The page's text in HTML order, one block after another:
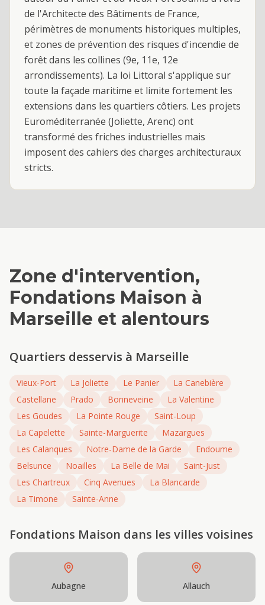
de l'Architecte des Bâtiments de France,
périmètres de monuments historiques multiples,
et zones de prévention des risques d'incendie de
forêt dans les collines (9e, 11e, 12e
arrondissements). La loi Littoral s'applique sur
toute la façade maritime et limite fortement les
extensions dans les quartiers côtiers. Les projets
Euroméditerranée (Joliette, Arenc) ont
transformé des friches industrielles mais
imposent des cahiers des charges architecturaux
stricts.
Zone d'intervention,
Fondations Maison à
Marseille et alentours
Quartiers desservis à Marseille
Vieux-Port La Joliette Le Panier
La Canebière
Castellane
Prado Bonneveine
La Valentine
Les Goudes
La Pointe Rouge
Saint-Loup
La Capelette
Sainte-Marguerite
Mazargues
Les Calanques
Notre-Dame de la Garde
Endoume
Belsunce
Noailles La Belle de Mai
Saint-Just
Les Chartreux
Cinq Avenues
La Blancarde
La Timone
Sainte-Anne
Fondations Maison dans les villes voisines
Aubagne Allauch